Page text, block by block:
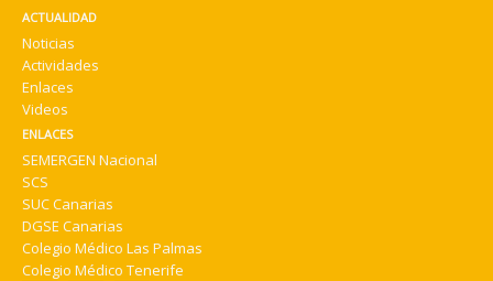
ACTUALIDAD
Noticias
Actividades
Enlaces
Videos
ENLACES
SEMERGEN Nacional
SCS
SUC Canarias
DGSE Canarias
Colegio Médico Las Palmas
Colegio Médico Tenerife